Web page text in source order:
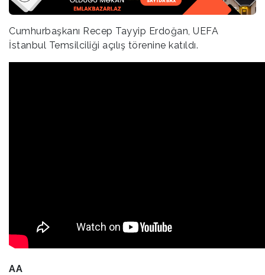
Cumhurbaşkanı Recep Tayyip Erdoğan, UEFA
İstanbul Temsilciliği açılış törenine katıldı.
AA